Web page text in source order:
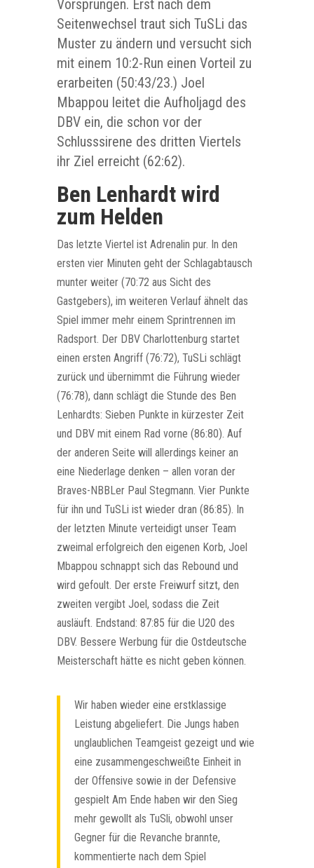
Vorsprüngen. Erst nach dem
Seitenwechsel traut sich TuSLi das
Muster zu ändern und versucht sich
mit einem 10:2-Run einen Vorteil zu
erarbeiten (50:43/23.) Joel
Mbappou leitet die Aufholjagd des
DBV ein, die schon vor der
Schlusssirene des dritten Viertels
ihr Ziel erreicht (62:62).
Ben Lenhardt wird
zum Helden
Das letzte Viertel ist Adrenalin pur. In den
ersten vier Minuten geht der Schlagabtausch
munter weiter (70:72 aus Sicht des
Gastgebers), im weiteren Verlauf ähnelt das
Spiel immer mehr einem Sprintrennen im
Radsport. Der DBV Charlottenburg startet
einen ersten Angriff (76:72), TuSLi schlägt
zurück und übernimmt die Führung wieder
(76:78), dann schlägt die Stunde des Ben
Lenhardts: Sieben Punkte in kürzester Zeit
und DBV mit einem Rad vorne (86:80). Auf
der anderen Seite will allerdings keiner an
eine Niederlage denken – allen voran der
Braves-NBBLer Paul Stegmann. Vier Punkte
für ihn und TuSLi ist wieder dran (86:85). In
der letzten Minute verteidigt unser Team
zweimal erfolgreich den eigenen Korb, Joel
Mbappou schnappt sich das Rebound und
wird gefoult. Der erste Freiwurf sitzt, den
zweiten vergibt Joel, sodass die Zeit
ausläuft. Endstand: 87:85 für die U20 des
DBV. Bessere Werbung für die Ostdeutsche
Meisterschaft hätte es nicht geben können.
Wir haben wieder eine erstklassige
Leistung abgeliefert. Die Jungs haben
unglaublichen Teamgeist gezeigt und wie
eine zusammengeschweißte Einheit in
der Offensive sowie in der Defensive
gespielt Am Ende haben wir den Sieg
mehr gewollt als TuSli, obwohl unser
Gegner für die Revanche brannte,
kommentierte nach dem Spiel